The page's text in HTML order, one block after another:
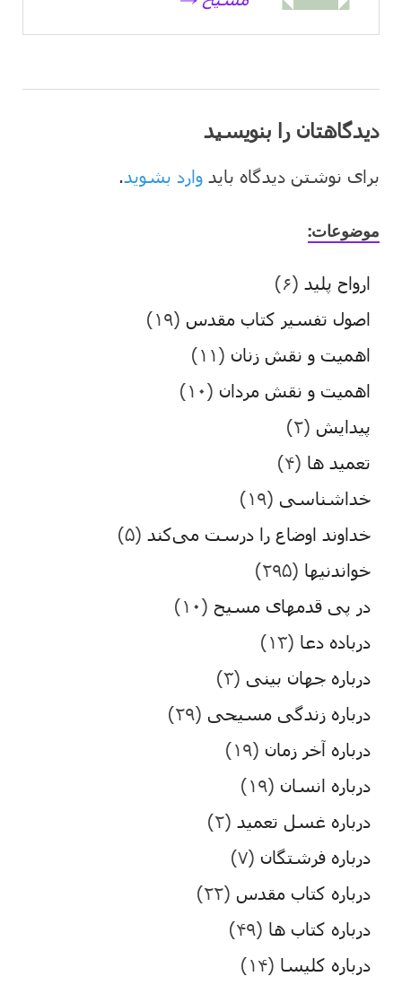
دیدگاهتان را بنویسید
برای نوشتن دیدگاه باید وارد بشوید.
موضوعات:
ارواح پلید (۶)
اصول تفسیر کتاب مقدس (۱۹)
اهمیت و نقش زنان (۱۱)
اهمیت و نقش مردان (۱۰)
پیدایش (۲)
تعمید ها (۴)
خداشناسی (۱۹)
خداوند اوضاع را درست می‌کند (۵)
خواندنیها (۲۹۵)
در پی قدمهای مسیح (۱۰)
درباده دعا (۱۳)
درباره جهان بینی (۳)
درباره زندگی مسیحی (۲۹)
درباره آخر زمان (۱۹)
درباره انسان (۱۹)
درباره غسل تعمید (۲)
درباره فرشتگان (۷)
درباره کتاب مقدس (۲۲)
درباره کتاب ها (۴۹)
درباره کلیسا (۱۴)